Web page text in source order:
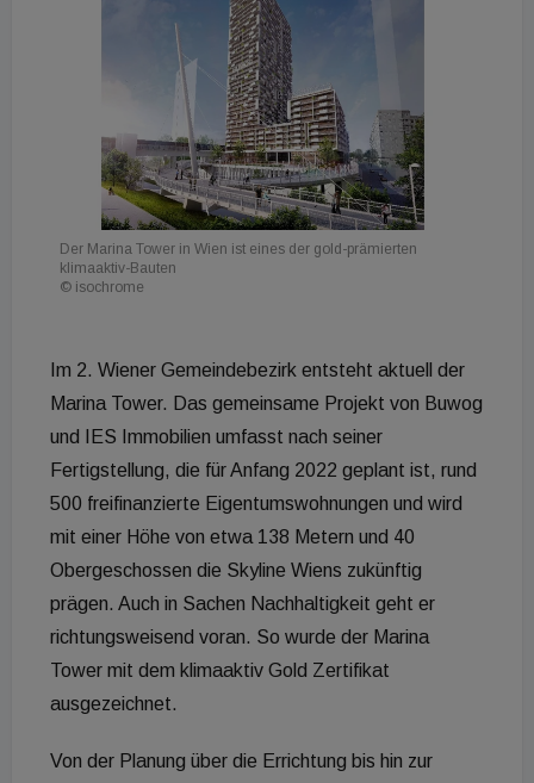
Der Marina Tower in Wien ist eines der gold-prämierten
klimaaktiv-Bauten
© isochrome
Im 2. Wiener Gemeindebezirk entsteht aktuell der
Marina Tower. Das gemeinsame Projekt von Buwog
und IES Immobilien umfasst nach seiner
Fertigstellung, die für Anfang 2022 geplant ist, rund
500 freifinanzierte Eigentumswohnungen und wird
mit einer Höhe von etwa 138 Metern und 40
Obergeschossen die Skyline Wiens zukünftig
prägen. Auch in Sachen Nachhaltigkeit geht er
richtungsweisend voran. So wurde der Marina
Tower mit dem klimaaktiv Gold Zertifikat
ausgezeichnet.
Von der Planung über die Errichtung bis hin zur